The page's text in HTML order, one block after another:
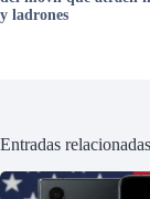
y ladrones
Entradas relacionadas